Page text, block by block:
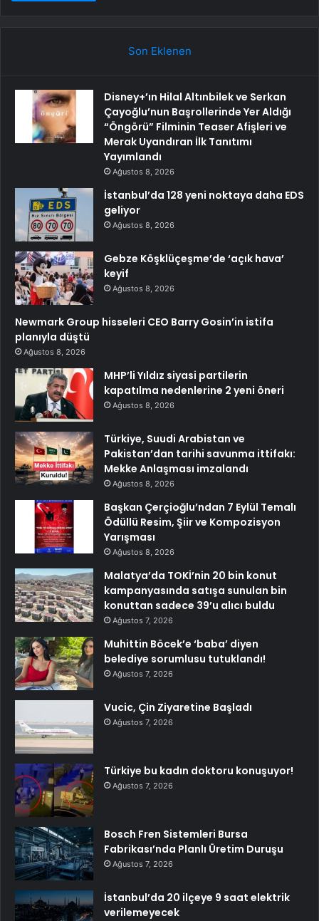
Son Eklenen
Disney+’ın Hilal Altınbilek ve Serkan
Çayoğlu’nun Başrollerinde Yer Aldığı
“Öngörü” Filminin Teaser Afişleri ve
Merak Uyandıran İlk Tanıtımı
Yayımlandı
Ağustos 8, 2026
İstanbul’da 128 yeni noktaya daha EDS
geliyor
Ağustos 8, 2026
Gebze Köşklüçeşme’de ‘açık hava’
keyif
Ağustos 8, 2026
Newmark Group hisseleri CEO Barry Gosin’in istifa
planıyla düştü
Ağustos 8, 2026
MHP’li Yıldız siyasi partilerin
kapatılma nedenlerine 2 yeni öneri
Ağustos 8, 2026
Türkiye, Suudi Arabistan ve
Pakistan’dan tarihi savunma ittifakı:
Mekke Anlaşması imzalandı
Ağustos 8, 2026
Başkan Çerçioğlu’ndan 7 Eylül Temalı
Ödüllü Resim, Şiir ve Kompozisyon
Yarışması
Ağustos 8, 2026
Malatya’da TOKİ’nin 20 bin konut
kampanyasında satışa sunulan bin
konuttan sadece 39’u alıcı buldu
Ağustos 7, 2026
Muhittin Böcek’e ‘baba’ diyen
belediye sorumlusu tutuklandı!
Ağustos 7, 2026
Vucic, Çin Ziyaretine Başladı
Ağustos 7, 2026
Türkiye bu kadın doktoru konuşuyor!
Ağustos 7, 2026
Bosch Fren Sistemleri Bursa
Fabrikası’nda Planlı Üretim Duruşu
Ağustos 7, 2026
İstanbul’da 20 ilçeye 9 saat elektrik
verilemeyecek